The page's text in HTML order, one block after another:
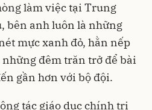
làm việc tại Trung
bên anh luôn là những
mực xanh đỏ, hằn nếp
những đêm trăn trở để bài
gần hơn với bộ đội.
tác giáo dục chính trị